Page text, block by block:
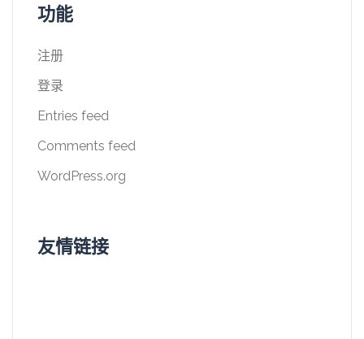
功能
注册
登录
Entries feed
Comments feed
WordPress.org
友情链接